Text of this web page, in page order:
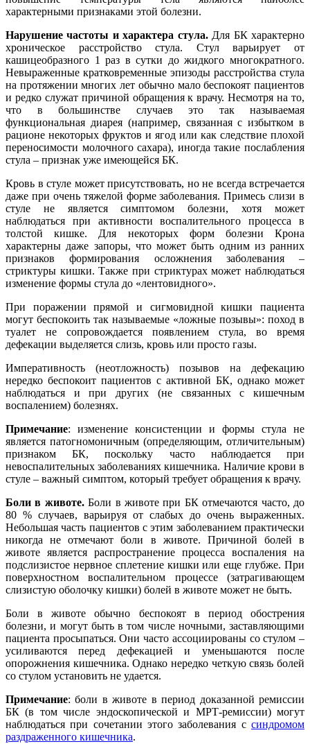
характерными признаками этой болезни.
Нарушение частоты и характера стула.Для БК характерно
хроническое расстройство стула. Стул варьирует от
кашицеобразного 1 раз в сутки до жидкого многократного.
Невыраженные кратковременные эпизоды расстройства стула
на протяжении многих лет обычно мало беспокоят пациентов
и редко служат причиной обращения к врачу. Несмотря на то,
что в большинстве случаев это так называемая
функциональная диарея (например, связанная с избытком в
рационе некоторых фруктов и ягод или как следствие плохой
переносимости молочного сахара), иногда такие послабления
стула – признак уже имеющейся БК.
Кровь в стуле может присутствовать, но не всегда встречается
даже при очень тяжелой форме заболевания. Примесь слизи в
стуле не является симптомом болезни, хотя может
наблюдаться при активности воспалительного процесса в
толстой кишке. Для некоторых форм болезни Крона
характерны даже запоры, что может быть одним из ранних
признаков формирования осложнения заболевания –
стриктуры кишки. Также при стриктурах может наблюдаться
изменение формы стула до «лентовидного».
При поражении прямой и сигмовидной кишки пациента
могут беспокоить так называемые «ложные позывы»: поход в
туалет не сопровождается появлением стула, во время
дефекации выделяется слизь, кровь или просто газы.
Императивность (неотложность) позывов на дефекацию
нередко беспокоит пациентов с активной БК, однако может
наблюдаться и при других (не связанных с кишечным
воспалением) болезнях.
Примечание: изменение консистенции и формы стула не
является патогномоничным (определяющим, отличительным)
признаком БК, поскольку часто наблюдается при
невоспалительных заболеваниях кишечника. Наличие крови в
стуле – важный симптом, который требует обращения к врачу.
Боли в животе.Боли в животе при БК отмечаются часто, до
80 % случаев, варьируя от слабых до очень выраженных.
Небольшая часть пациентов с этим заболеванием практически
никогда не отмечают боли в животе. Причиной болей в
животе является распространение процесса воспаления на
подслизистое нервное сплетение кишки или еще глубже. При
поверхностном воспалительном процессе (затрагивающем
слизистую оболочку кишки) болей в животе может не быть.
Боли в животе обычно беспокоят в период обострения
болезни, и могут быть в том числе ночными, заставляющими
пациента просыпаться. Они часто ассоциированы со стулом –
усиливаются перед дефекацией и уменьшаются после
опорожнения кишечника. Однако нередко четкую связь болей
со стулом установить не удается.
Примечание: боли в животе в период доказанной ремиссии
БК (в том числе эндоскопической и МРТ-ремиссии) могут
наблюдаться при сочетании этого заболевания с синдромом
раздраженного кишечника.